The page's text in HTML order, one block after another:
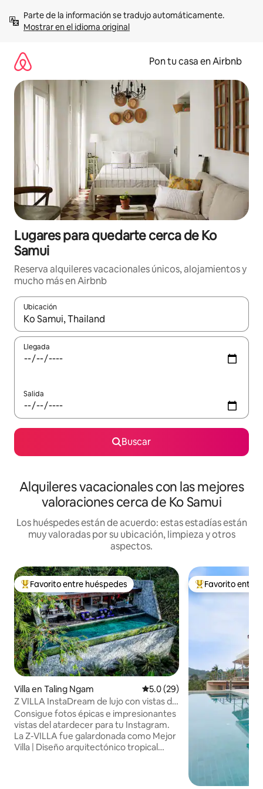
contenidoMostrar en el idioma original
Pon tu casa en Airbnb
Lugares para quedarte cerca de Ko
Samui
Reserva alquileres vacacionales únicos, alojamientos y
mucho más en Airbnb
Ubicación
Cuando los resultados estén disponibles, navega con las
Llegada
Salida
Buscar
Alquileres vacacionales con las mejores
valoraciones cerca de Ko Samui
Los huéspedes están de acuerdo: estas estadías están
muy valoradas por su ubicación, limpieza y otros
aspectos.
Favorito entre huéspedes preferido
Favorito entre huéspedes
Villa en Taling Ngam Calificación promedio: 5.0 de
5.0 (29)
Z VILLA InstaDream de lujo con vistas de
180° al mar y al atardecer
Consigue fotos épicas e impresionantes
vistas del atardecer para tu Instagram.
La Z-VILLA fue galardonada como Mejor
Villa | Diseño arquitectónico tropical
Favorito entre
Favorito entre